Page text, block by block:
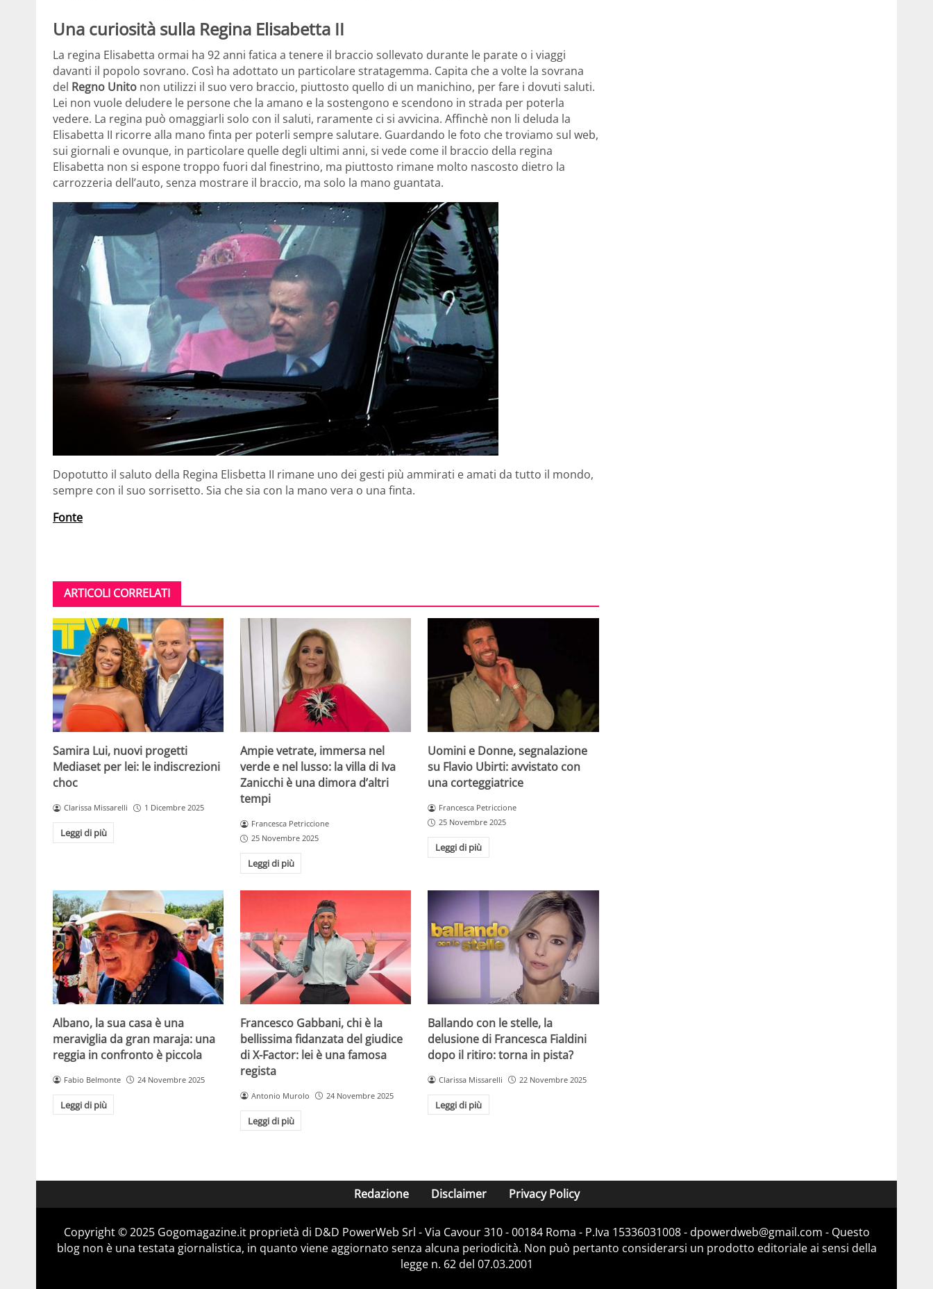
Una curiosità sulla Regina Elisabetta II
La regina Elisabetta ormai ha 92 anni fatica a tenere il braccio sollevato durante le parate o i viaggi
davanti il popolo sovrano. Così ha adottato un particolare stratagemma. Capita che a volte la sovrana
del Regno Unito non utilizzi il suo vero braccio, piuttosto quello di un manichino, per fare i dovuti saluti.
Lei non vuole deludere le persone che la amano e la sostengono e scendono in strada per poterla
vedere. La regina può omaggiarli solo con il saluti, raramente ci si avvicina. Affinchè non li deluda la
Elisabetta II ricorre alla mano finta per poterli sempre salutare. Guardando le foto che troviamo sul web,
sui giornali e ovunque, in particolare quelle degli ultimi anni, si vede come il braccio della regina
Elisabetta non si espone troppo fuori dal finestrino, ma piuttosto rimane molto nascosto dietro la
carrozzeria dell’auto, senza mostrare il braccio, ma solo la mano guantata.
Dopotutto il saluto della Regina Elisbetta II rimane uno dei gesti più ammirati e amati da tutto il mondo,
sempre con il suo sorrisetto. Sia che sia con la mano vera o una finta.
Fonte
ARTICOLI CORRELATI
Samira Lui, nuovi progetti
Mediaset per lei: le indiscrezioni
choc
Clarissa Missarelli 1 Dicembre 2025
Leggi di più
Ampie vetrate, immersa nel
verde e nel lusso: la villa di Iva
Zanicchi è una dimora d’altri
tempi
Francesca Petriccione
25 Novembre 2025
Leggi di più
Uomini e Donne, segnalazione
su Flavio Ubirti: avvistato con
una corteggiatrice
Francesca Petriccione
25 Novembre 2025
Leggi di più
Albano, la sua casa è una
meraviglia da gran maraja: una
reggia in confronto è piccola
Fabio Belmonte 24 Novembre 2025
Leggi di più
Francesco Gabbani, chi è la
bellissima fidanzata del giudice
di X-Factor: lei è una famosa
regista
Antonio Murolo 24 Novembre 2025
Leggi di più
Ballando con le stelle, la
delusione di Francesca Fialdini
dopo il ritiro: torna in pista?
Clarissa Missarelli 22 Novembre 2025
Leggi di più
Redazione Disclaimer Privacy Policy
Copyright © 2025 Gogomagazine.it proprietà di D&D PowerWeb Srl - Via Cavour 310 - 00184 Roma - P.Iva 15336031008 - dpowerdweb@gmail.com - Questo
blog non è una testata giornalistica, in quanto viene aggiornato senza alcuna periodicità. Non può pertanto considerarsi un prodotto editoriale ai sensi della
legge n. 62 del 07.03.2001